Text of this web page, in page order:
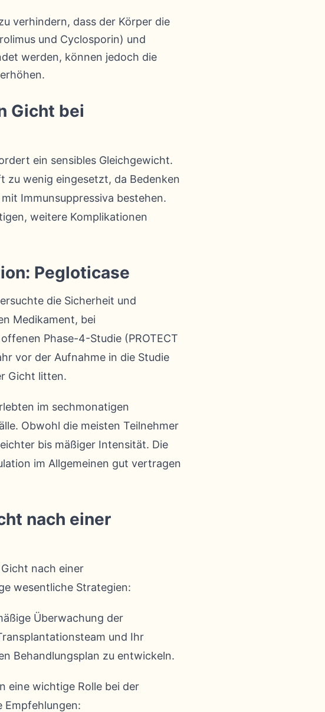
verhindern, dass der Körper die
und Cyclosporin) und
werden, können jedoch die
Gicht bei
ein sensibles Gleichgewicht.
zu wenig eingesetzt, da Bedenken
Immunsuppressiva bestehen.
weitere Komplikationen
Pegloticase
die Sicherheit und
Medikament, bei
Phase-4-Studie (PROTECT
vor der Aufnahme in die Studie
Gicht litten.
im sechmonatigen
Obwohl die meisten Teilnehmer
bis mäßiger Intensität. Die
im Allgemeinen gut vertragen
nach einer
nach einer
wesentliche Strategien:
Überwachung der
und Ihr
Behandlungsplan zu entwickeln.
eine wichtige Rolle bei der
Empfehlungen: